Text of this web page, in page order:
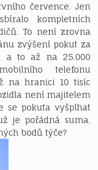
července. Jen
kompletních
To není zrovna
zvýšení pokut za
a to až na 25.000
telefonu
na hranici 10 tisíc
není majitelem
se pokuta vyšplhat
je pořádná suma.
bodů týče?